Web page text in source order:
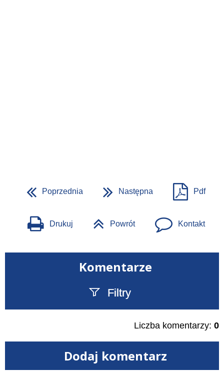
Poprzednia Następna Pdf
Drukuj Powrót Kontakt
Komentarze
Filtry
Liczba komentarzy: 0
Dodaj komentarz